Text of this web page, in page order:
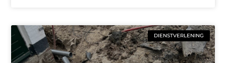
DIENSTVERLENING